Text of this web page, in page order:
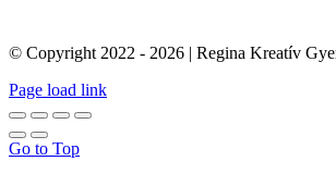
© Copyright 2022 - 2026 | Regina Kreatív
Page load link
Go to Top